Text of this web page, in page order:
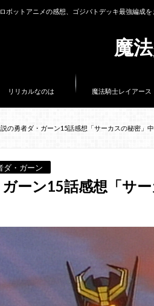
魔
ボットアニメの感想、ゴジバトデッキ最強編成を
リリカルなのは 魔法騎士レイアース
の勇者ダ・ガーン15話感想「サーカスの秘密」
ダ・ガーン
ーン15話感想「サ